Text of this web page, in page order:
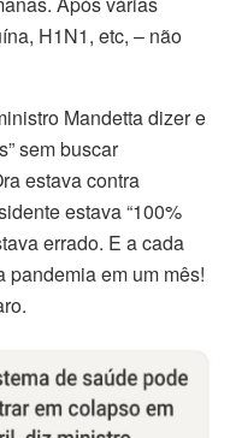
H1N1, etc, – não
Mandetta dizer e
sem buscar
estava contra
estava “100%
errado. E a cada
pandemia em um mês!